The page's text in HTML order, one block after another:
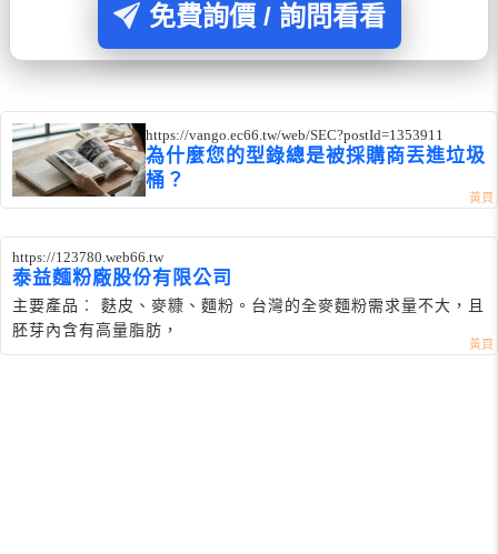
免費詢價 / 詢問看看
https://vango.ec66.tw/web/SEC?postId=1353911
為什麼您的型錄總是被採購商丟進垃圾
桶？
https://123780.web66.tw
泰益麵粉廠股份有限公司
主要產品︰ 麩皮、麥糠、麵粉。台灣的全麥麵粉需求量不大，且
胚芽內含有高量脂肪，